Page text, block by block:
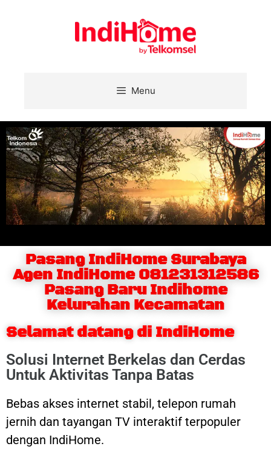
Menu
Pasang IndiHome Surabaya
Agen IndiHome 081231312586
Pasang Baru Indihome
Kelurahan Kecamatan
Selamat datang di IndiHome
Solusi Internet Berkelas dan Cerdas
Untuk Aktivitas Tanpa Batas
Bebas akses internet stabil, telepon rumah
jernih dan tayangan TV interaktif terpopuler
dengan IndiHome.